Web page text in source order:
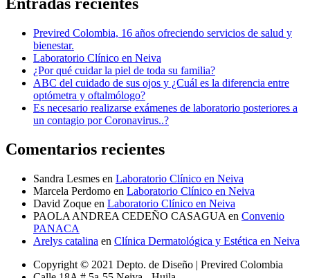
Previred Colombia, 16 años ofreciendo servicios de salud y
bienestar.
Laboratorio Clínico en Neiva
¿Por qué cuidar la piel de toda su familia?
ABC del cuidado de sus ojos y ¿Cuál es la diferencia entre
optómetra y oftalmólogo?
Es necesario realizarse exámenes de laboratorio posteriores a
un contagio por Coronavirus..?
Comentarios recientes
Sandra Lesmes en Laboratorio Clínico en Neiva
Marcela Perdomo en Laboratorio Clínico en Neiva
David Zoque en Laboratorio Clínico en Neiva
PAOLA ANDREA CEDEÑO CASAGUA en Convenio
PANACA
Arelys catalina en Clínica Dermatológica y Estética en Neiva
Copyright © 2021 Depto. de Diseño | Previred Colombia